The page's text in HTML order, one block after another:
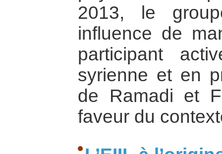
2013, le
influence de
participant
syrienne et en
de Ramadi et
faveur du